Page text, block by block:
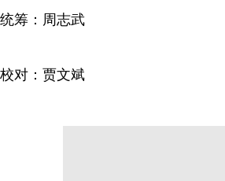
统筹：周志武
校对：贾文斌